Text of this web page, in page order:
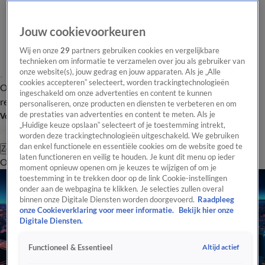
Overzicht Laatste nieuws Regionieuws Het beste van Hart
Tip de
redactie
Volg Hart van Nederland
Zoeken
OverzichtRegioUitzendingenWeerTip de redactiePanelVideo's
Jouw cookievoorkeuren
Wij en onze29 partners gebruiken cookies en vergelijkbare
technieken om informatie te verzamelen over jou als gebruiker van
onze website(s), jouw gedrag en jouw apparaten. Als je „Alle
cookies accepteren” selecteert, worden trackingtechnologieën
ingeschakeld om onze advertenties en content te kunnen
personaliseren, onze producten en diensten te verbeteren en om
de prestaties van advertenties en content te meten. Als je
„Huidige keuze opslaan” selecteert of je toestemming intrekt,
worden deze trackingtechnologieën uitgeschakeld. We gebruiken
dan enkel functionele en essentiële cookies om de website goed te
laten functioneren en veilig te houden. Je kunt dit menu op ieder
moment opnieuw openen om je keuzes te wijzigen of om je
toestemming in te trekken door op de link Cookie-instellingen
onder aan de webpagina te klikken. Je selecties zullen overal
binnen onze Digitale Diensten worden doorgevoerd. Raadpleeg
onze Cookieverklaring voor meer informatie.
Bekijk hier onze
Digitale Diensten.
Functioneel & Essentieel Altijd actief